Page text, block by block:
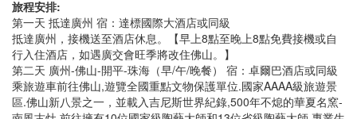
旅程安排:
第一天 抵達廣州 宿：達標國際大酒店或同級
抵達廣州，接機送至酒店休息。【早上8點至晚上8點免費接機或自
行入住酒店，如遇廣交會旺季將改住佛山。】
第二天 廣州-佛山-開平-珠海（早/午/晚餐） 宿：卓爾巴酒店或同級
乘旅遊車前往佛山,遊覽全國重點文物保護單位.國家AAAA級旅遊景
區.佛山新八景之一，並載入吉尼斯世界紀錄,500年不熄的華夏名窯-